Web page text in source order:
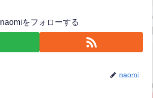
naomiをフォローする
naomi